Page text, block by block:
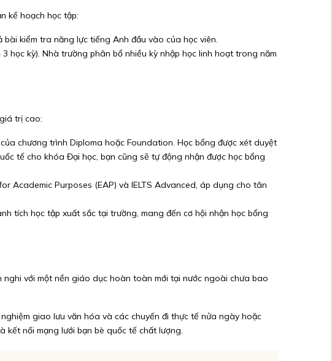
kế hoạch học tập:
kiểm tra năng lực tiếng Anh đầu vào của học viên.
học kỳ). Nhà trường phân bổ nhiều kỳ nhập học linh hoạt trong năm
trị cao:
chương trình Diploma hoặc Foundation. Học bổng được xét duyệt
tế cho khóa Đại học, bạn cũng sẽ tự động nhận được học bổng
Academic Purposes (EAP) và IELTS Advanced, áp dụng cho tân
tích học tập xuất sắc tại trường, mang đến cơ hội nhận học bổng
với một nền giáo dục hoàn toàn mới tại nước ngoài chưa bao
giao lưu văn hóa và các chuyến đi thực tế nửa ngày hoặc
kết nối mạng lưới bạn bè quốc tế chất lượng.